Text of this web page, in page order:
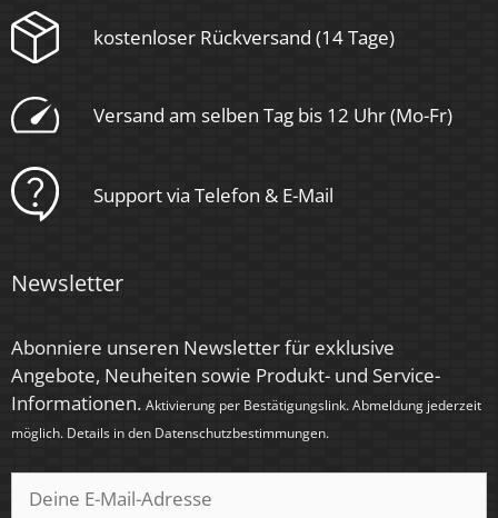
Form
Rund
Schaltzyklen
> 15.000
Anlaufzeit
< 1,00 Sek.
Zündzeit
Farbe
Anthrazit, Bronze – gebürstet, Chrom – poliert,
Eisen – gebürstet, Gold, Schwarz, Silber –
gebürstet, Silber – matt, Weiß
Tube-Farbe
kostenloser Rückversand (14 Tage)
Versand am selben Tag bis 12 Uhr (Mo-Fr)
Support via Telefon & E-Mail
Newsletter
Abonniere unseren Newsletter für exklusive
Angebote, Neuheiten sowie Produkt- und Service-
Informationen. Aktivierung per Bestätigungslink. Abmeldung jederzeit
möglich. Details in den Datenschutzbestimmungen.